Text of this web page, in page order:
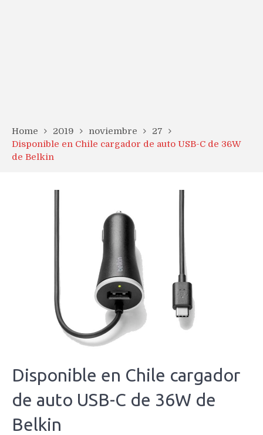
Home 2019 noviembre
27
Disponible en Chile cargador de auto USB-C de 36W
de Belkin
Disponible en Chile cargador
de auto USB-C de 36W de
Belkin